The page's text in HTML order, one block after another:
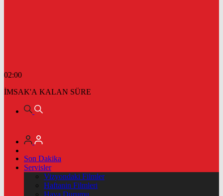
02:00
İMSAK'A KALAN SÜRE
Son Dakika
Servisler
Vizyondaki Filmler
Haftanin Filmleri
Hava Durumu